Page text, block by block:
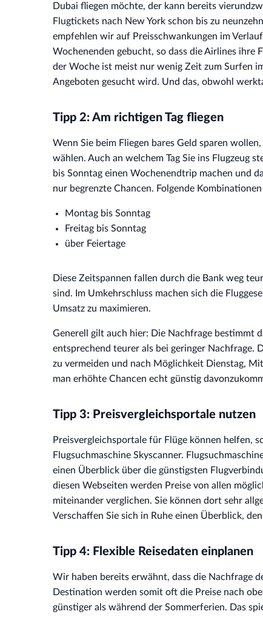
Dubai fliegen möchte, der kann bereits
Flugtickets nach New York schon bis zu
empfehlen wir auf Preisschwankungen im
Wochenenden gebucht, so dass die Airlines ihre
der Woche ist meist nur wenig Zeit zum Surfen
Angeboten gesucht wird. Und das, obwohl
Tipp 2: Am richtigen Tag fliegen
Wenn Sie beim Fliegen bares Geld sparen
wählen. Auch an welchem Tag Sie ins Flugzeug
bis Sonntag einen Wochenendtrip machen und
nur begrenzte Chancen. Folgende
Montag bis Sonntag
Freitag bis Sonntag
über Feiertage
Diese Zeitspannen fallen durch die Bank weg
sind. Im Umkehrschluss machen sich die
Umsatz zu maximieren.
Generell gilt auch hier: Die Nachfrage bestimmt
entsprechend teurer als bei geringer Nachfrage.
zu vermeiden und nach Möglichkeit Dienstag,
man erhöhte Chancen echt günstig
Tipp 3: Preisvergleichsportale nutzen
Preisvergleichsportale für Flüge können helfen,
Flugsuchmaschine Skyscanner.
einen Überblick über die günstigsten
diesen Webseiten werden Preise von allen
miteinander verglichen. Sie können dort sehr
Verschaffen Sie sich in Ruhe einen Überblick,
Tipp 4: Flexible Reisedaten einplanen
Wir haben bereits erwähnt, dass die Nachfrage
Destination werden somit oft die Preise nach
günstiger als während der Sommerferien. Das